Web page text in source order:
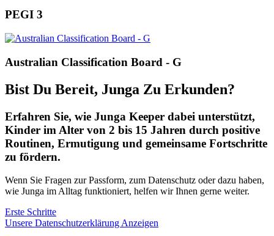
PEGI 3
Australian Classification Board - G
Bist Du Bereit, Junga Zu Erkunden?
Erfahren Sie, wie Junga Keeper dabei unterstützt,
Kinder im Alter von 2 bis 15 Jahren durch positive
Routinen, Ermutigung und gemeinsame Fortschritte
zu fördern.
Wenn Sie Fragen zur Passform, zum Datenschutz oder dazu haben,
wie Junga im Alltag funktioniert, helfen wir Ihnen gerne weiter.
Erste Schritte
Unsere Datenschutzerklärung Anzeigen